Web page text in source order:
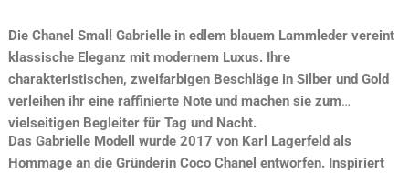
Die Chanel Small Gabrielle in edlem blauem Lammleder vereint
klassische Eleganz mit modernem Luxus. Ihre
charakteristischen, zweifarbigen Beschläge in Silber und Gold
verleihen ihr eine raffinierte Note und machen sie zum
vielseitigen Begleiter für Tag und Nacht.
Das Gabrielle Modell wurde 2017 von Karl Lagerfeld als
Hommage an die Gründerin Coco Chanel entworfen. Inspiriert